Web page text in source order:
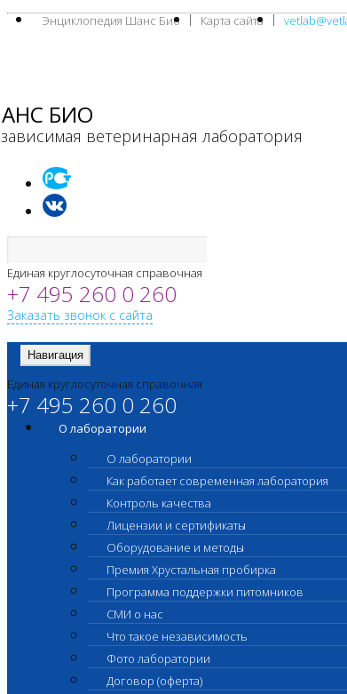
Энциклопедия Шанс Био Карта сайта
БИО
ветеринарная лаборатория
Единая круглосуточная справочная
+7 495 260 0 260
Заказать звонок с сайта
Навигация
Единая круглосуточная справочная
+7 495 260 0 260
О лаборатории
О лаборатории
Как работает современная лаборатория
Контроль качества
Лицензии и сертификаты
Оборудование и методы
Премия Хрустальная пробирка
Программа поддержки питомников
СМИ о нас
Что такое независимость
Фото лаборатории
Договор (оферта)